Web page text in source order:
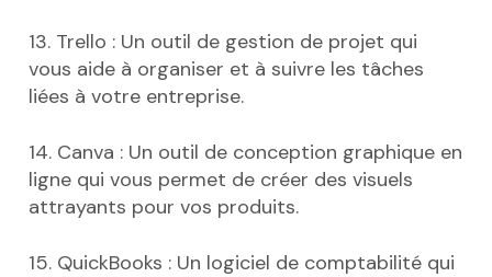
13. Trello : Un outil de gestion de projet qui
vous aide à organiser et à suivre les tâches
liées à votre entreprise.
14. Canva : Un outil de conception graphique en
ligne qui vous permet de créer des visuels
attrayants pour vos produits.
15. QuickBooks : Un logiciel de comptabilité qui